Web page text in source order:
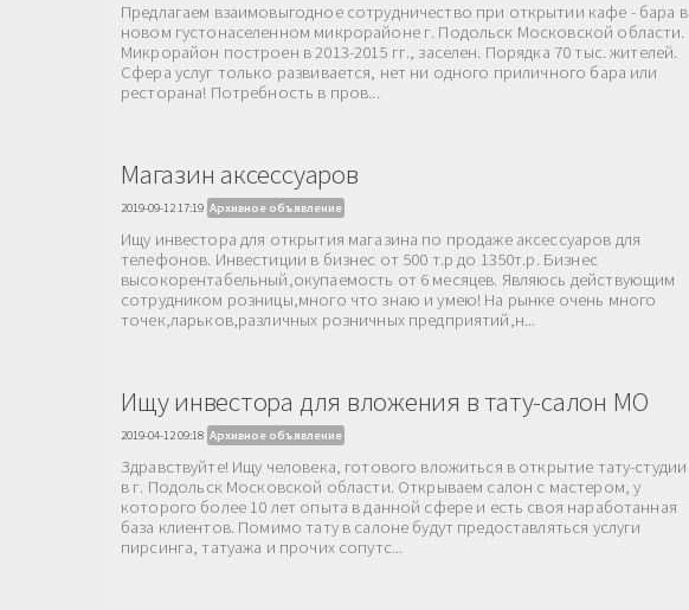
Предлагаем взаимовыгодное сотрудничество при открытии кафе - бара в
новом густонаселенном микрорайоне г. Подольск Московской области.
Микрорайон построен в 2013-2015 гг., заселен. Порядка 70 тыс. жителей.
Сфера услуг только развивается, нет ни одного приличного бара или
ресторана! Потребность в пров...
Магазин аксессуаров
2019-09-12 17:19 Архивное объявление
Ищу инвестора для открытия магазина по продаже аксессуаров для
телефонов. Инвестиции в бизнес от 500 т.р до 1350т.р. Бизнес
высокорентабельный,окупаемость от 6 месяцев. Являюсь действующим
сотрудником розницы,много что знаю и умею! На рынке очень много
точек,ларьков,различных розничных предприятий,н...
Ищу инвестора для вложения в тату-салон МО
2019-04-12 09:18 Архивное объявление
Здравствуйте! Ищу человека, готового вложиться в открытие тату-студии
в г. Подольск Московской области. Открываем салон с мастером, у
которого более 10 лет опыта в данной сфере и есть своя наработанная
база клиентов. Помимо тату в салоне будут предоставляться услуги
пирсинга, татуажа и прочих сопутс...